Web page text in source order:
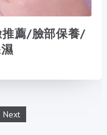
推薦/臉部保養/
Next